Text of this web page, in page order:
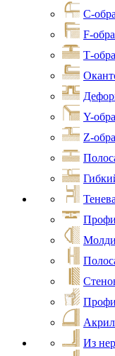
С-
F-
Т-
Y-
Z-
Из